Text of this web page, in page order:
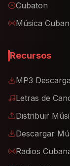
Cubaton
Música
Recursos
MP3
Letras de
Distribuir
Descargar
Radios